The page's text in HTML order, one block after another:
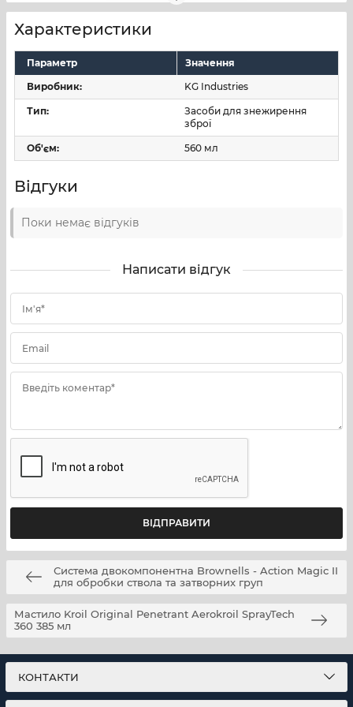
вологи.
Спосіб застосування:
Після видалення основної кількості нагару та
обміднення за допомогоюKG-2абоKG-12нанести KG-3
на оброблювану поверхню
і протерти сухим патчем,
за необхідності повторити
Після цього обробити очищену поверхню мастилом
для зброї.
Характеристики
Параметр
Значення
Виробник:
KG Industries
Тип:
Засоби для знежирення
зброї
Об'єм: 560 мл
Відгуки
Поки немає відгуків
Написати відгук
Ім'я*
Email
Введіть коментар*
Система двокомпонентна Brownells - Action Magic II
для обробки ствола та затворних груп
Мастило Kroil Original Penetrant Aerokroil SprayTech
360 385 мл
КОНТАКТИ